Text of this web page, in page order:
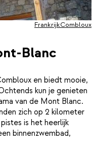
Blanc
FrankrijkCombloux
en biedt mooie,
kun je genieten
van de Mont Blanc.
zich op 2 kilometer
is het heerlijk
binnenzwembad,